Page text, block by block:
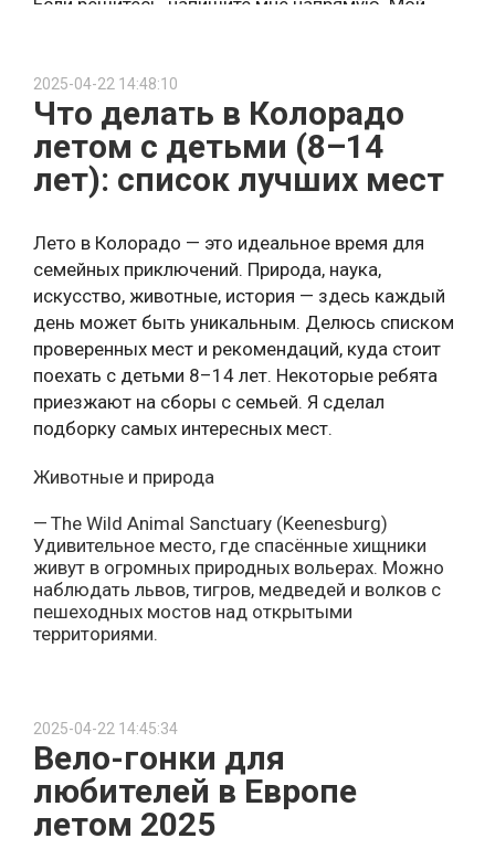
Если решитесь, напишите мне напрямую. Мой
2025-04-22 14:48:10
Что делать в Колорадо
летом с детьми (8–14
лет): список лучших мест
Лето в Колорадо — это идеальное время для
семейных приключений. Природа, наука,
искусство, животные, история — здесь каждый
день может быть уникальным. Делюсь списком
проверенных мест и рекомендаций, куда стоит
поехать с детьми 8–14 лет. Некоторые ребята
приезжают на сборы с семьей. Я сделал
подборку самых интересных мест.
Животные и природа
The Wild Animal Sanctuary (Keenesburg)
Удивительное место, где спасённые хищники
живут в огромных природных вольерах. Можно
наблюдать львов, тигров, медведей и волков с
пешеходных мостов над открытыми
территориями.
бабочек, пауками, морскими звездами и другими
экзотическими существами. Дети в восторге от
возможности держать настоящего тарантула!
Aquarium (Downtown Denver)
2025-04-22 14:45:34
Вело-гонки для
любителей в Европе
летом 2025